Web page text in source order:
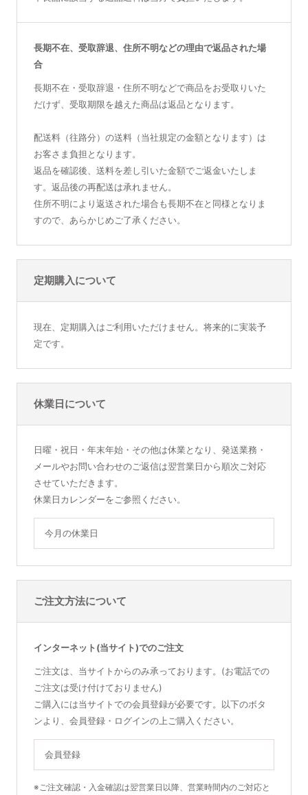
長期不在、受取辞退、住所不明などの理由で返品された場
合
長期不在・受取辞退・住所不明などで商品をお受取りいた
だけず、受取期限を越えた商品は返品となります。
配送料（往路分）の送料（当社規定の金額となります）は
お客さま負担となります。
返品を確認後、送料を差し引いた金額でご返金いたしま
す。返品後の再配送は承れません。
住所不明により返送された場合も長期不在と同様となりま
すので、あらかじめご了承ください。
定期購入について
現在、定期購入はご利用いただけません。将来的に実装予
定です。
休業日について
日曜・祝日・年末年始・その他は休業となり、発送業務・
メールやお問い合わせのご返信は翌営業日から順次ご対応
させていただきます。
休業日カレンダーをご参照ください。
今月の休業日
ご注文方法について
インターネット(当サイト)でのご注文
ご注文は、当サイトからのみ承っております。(お電話での
ご注文は受け付けておりません)
ご購入には当サイトでの会員登録が必要です。以下のボタ
ンより、会員登録・ログインの上ご購入ください。
会員登録
※ご注文確認・入金確認は翌営業日以降、営業時間内のご対応と